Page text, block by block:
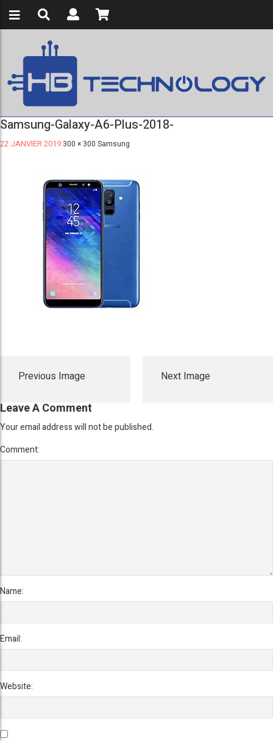
Samsung-Galaxy-A6-Plus-2018-
22 JANVIER 2019 300 × 300 Samsung
Previous Image Next Image
Leave A Comment
Your email address will not be published.
Comment:
Name:
Email:
Website: